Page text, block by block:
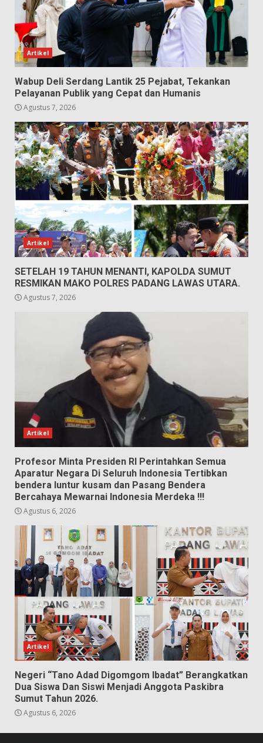
Artikel
Wabup Deli Serdang Lantik 25 Pejabat, Tekankan
Pelayanan Publik yang Cepat dan Humanis
Agustus 7, 2026
Artikel
SETELAH 19 TAHUN MENANTI, KAPOLDA SUMUT
RESMIKAN MAKO POLRES PADANG LAWAS UTARA.
Agustus 7, 2026
Artikel
Profesor Minta Presiden RI Perintahkan Semua
Aparatur Negara Di Seluruh Indonesia Tertibkan
bendera luntur kusam dan Pasang Bendera
Bercahaya Mewarnai Indonesia Merdeka !!!
Agustus 6, 2026
Artikel
Negeri “Tano Adad Digomgom Ibadat” Berangkatkan
Dua Siswa Dan Siswi Menjadi Anggota Paskibra
Sumut Tahun 2026.
Agustus 6, 2026